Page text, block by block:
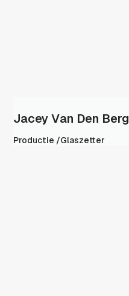
Jacey Van Den Berg
Productie /glaszetter